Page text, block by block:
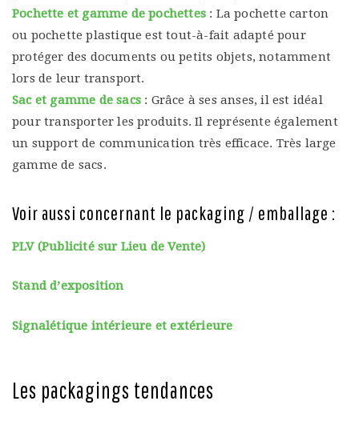
Pochette et gamme de pochettes : La pochette carton
ou pochette plastique est tout-à-fait adapté pour
protéger des documents ou petits objets, notamment
lors de leur transport.
Sac et gamme de sacs : Grâce à ses anses, il est idéal
pour transporter les produits. Il représente également
un support de communication très efficace. Très large
gamme de sacs.
Voir aussi concernant le packaging / emballage :
PLV (Publicité sur Lieu de Vente)
Stand d’exposition
Signalétique intérieure et extérieure
Les packagings tendances